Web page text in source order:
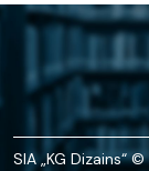
SIA „KG Dizains“